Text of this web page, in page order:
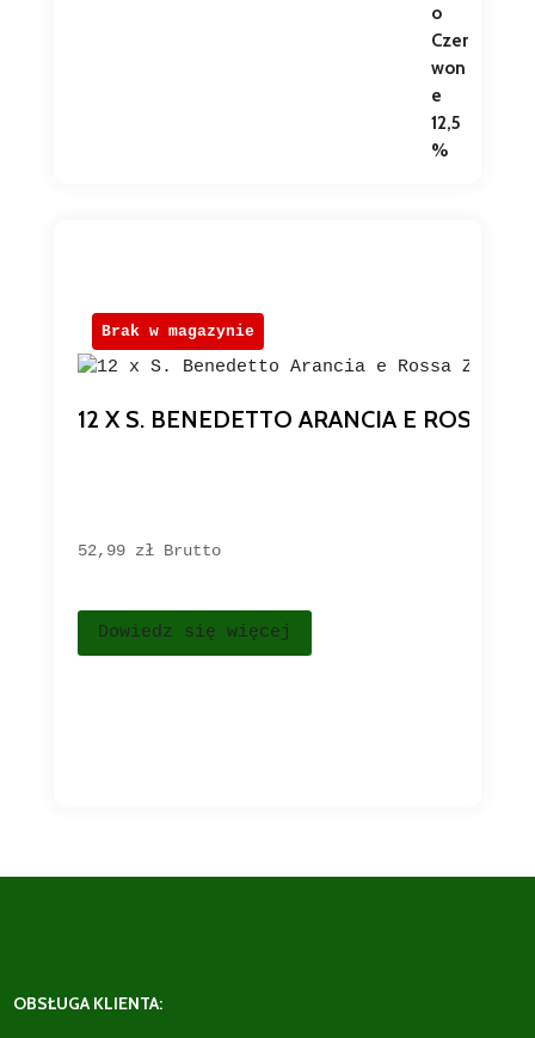
12 X S. BENEDETTO ARANCIA E ROSSA
52,99 zł Brutto
Dowiedz się więcej
Brak w magazynie
OBSŁUGA KLIENTA: